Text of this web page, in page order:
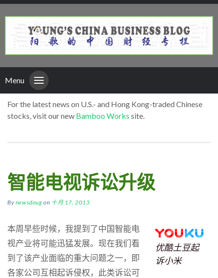
Menu
For the latest news on U.S.- and Hong Kong-traded Chinese
stocks, visit our new Bamboo Works site.
智能电视诉讼升级
By newsdoug on 十月 17, 2013
优酷土豆起
诉小米
本周早些时候，我提到了中国智能电
视产业将可能迅猛发展。现在我们看
到了该产业面临的重大问题之一，即
各家公司互相起诉侵权，此类诉讼可